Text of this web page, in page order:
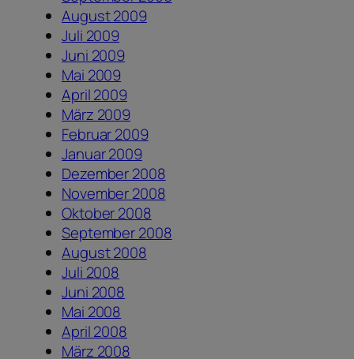
August 2009
Juli 2009
Juni 2009
Mai 2009
April 2009
März 2009
Februar 2009
Januar 2009
Dezember 2008
November 2008
Oktober 2008
September 2008
August 2008
Juli 2008
Juni 2008
Mai 2008
April 2008
März 2008